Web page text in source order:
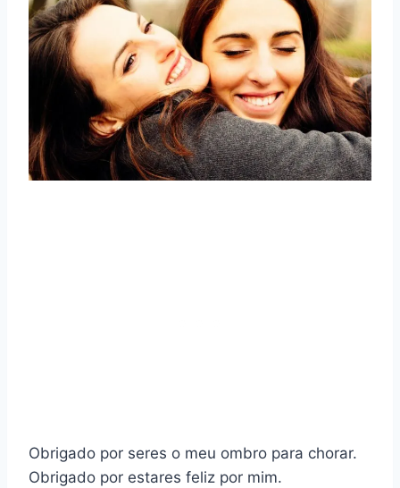
Obrigado por seres o meu ombro para chorar.
Obrigado por estares feliz por mim.